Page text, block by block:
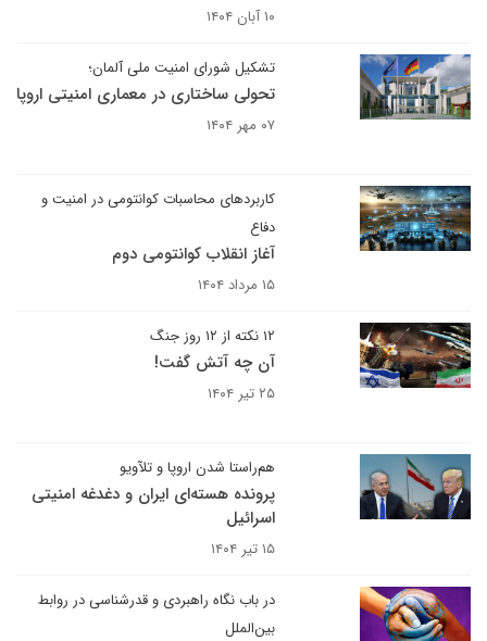
۱۰ آبان ۱۴۰۴
تشکیل شورای امنیت ملی آلمان؛
تحولی ساختاری در معماری امنیتی اروپا
۰۷ مهر ۱۴۰۴
کاربردهای محاسبات کوانتومی در امنیت و
دفاع
آغاز انقلاب کوانتومی دوم
۱۵ مرداد ۱۴۰۴
۱۲ نکته از ۱۲ روز جنگ
آن چه آتش گفت!
۲۵ تیر ۱۴۰۴
هم‌راستا شدن اروپا و تلآویو
پرونده هسته‌ای ایران و دغدغه امنیتی
اسرائیل
۱۵ تیر ۱۴۰۴
در باب نگاه راهبردی و قدرشناسی در روابط
بین‌الملل